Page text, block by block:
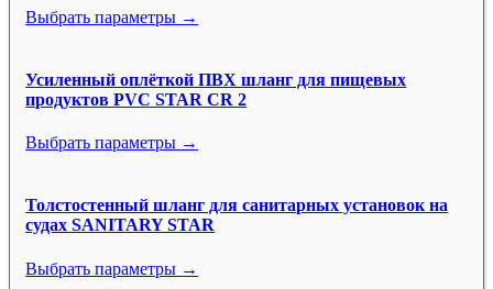
Выбрать параметры →
Усиленный оплёткой ПВХ шланг для пищевых
продуктов PVC STAR CR 2
Выбрать параметры →
Толстостенный шланг для санитарных установок на
судах SANITARY STAR
Выбрать параметры →